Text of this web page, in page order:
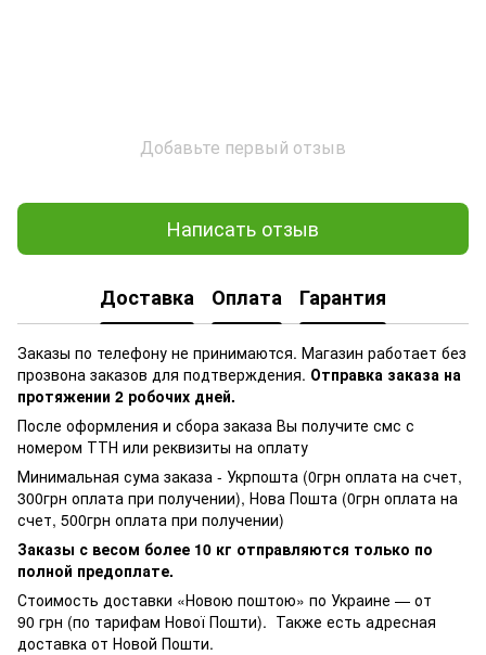
Добавьте первый отзыв
Написать отзыв
Доставка Оплата Гарантия
Заказы по телефону не принимаются. Магазин работает без
прозвона заказов для подтверждения. Отправка заказа на
протяжении 2 робочих дней.
После оформления и сбора заказа Вы получите смс с
номером ТТН или реквизиты на оплату
Минимальная сума заказа - Укрпошта (0грн оплата на счет,
300грн оплата при получении), Нова Пошта (0грн оплата на
счет, 500грн оплата при получении)
Заказы с весом более 10 кг отправляются только по
полной предоплате.
Стоимость доставки «Новою поштою» по Украине — от
90 грн (по тарифам Нової Пошти). Также есть адресная
доставка от Новой Пошти.